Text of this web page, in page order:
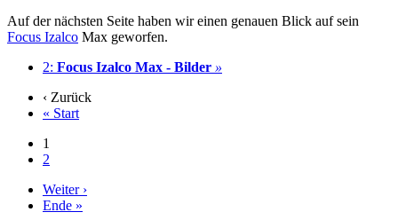
Auf der nächsten Seite haben wir einen genauen Blick auf sein
Focus Izalco Max geworfen.
2: Focus Izalco Max - Bilder »
‹ Zurück
« Start
1
2
Weiter ›
Ende »